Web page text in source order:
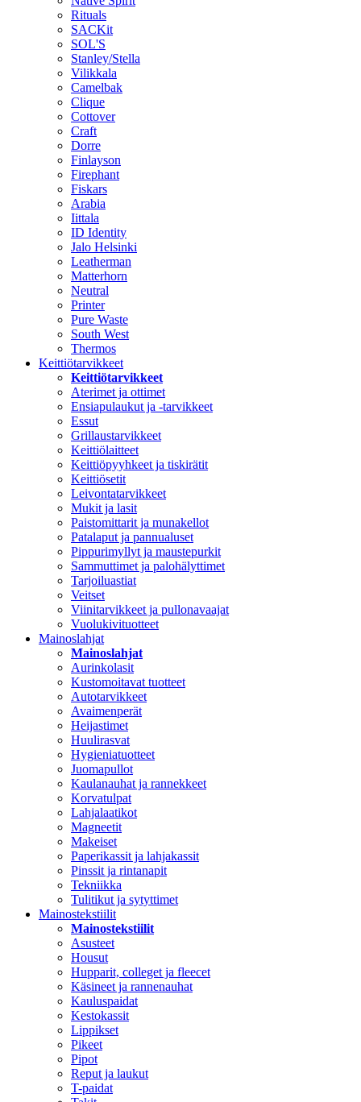
Rituals
SACKit
SOL'S
Stanley/Stella
Vilikkala
Camelbak
Clique
Cottover
Craft
Dorre
Finlayson
Firephant
Fiskars
Arabia
Iittala
ID Identity
Jalo Helsinki
Leatherman
Matterhorn
Neutral
Printer
Pure Waste
South West
Thermos
Keittiötarvikkeet
Keittiötarvikkeet
Aterimet ja ottimet
Ensiapulaukut ja -tarvikkeet
Essut
Grillaustarvikkeet
Keittiölaitteet
Keittiöpyyhkeet ja tiskirätit
Keittiösetit
Leivontatarvikkeet
Mukit ja lasit
Paistomittarit ja munakellot
Patalaput ja pannualuset
Pippurimyllyt ja maustepurkit
Sammuttimet ja palohälyttimet
Tarjoiluastiat
Veitset
Viinitarvikkeet ja pullonavaajat
Vuolukivituotteet
Mainoslahjat
Mainoslahjat
Aurinkolasit
Kustomoitavat tuotteet
Autotarvikkeet
Avaimenperät
Heijastimet
Huulirasvat
Hygieniatuotteet
Juomapullot
Kaulanauhat ja rannekkeet
Korvatulpat
Lahjalaatikot
Magneetit
Makeiset
Paperikassit ja lahjakassit
Pinssit ja rintanapit
Tekniikka
Tulitikut ja sytyttimet
Mainostekstiilit
Mainostekstiilit
Asusteet
Housut
Hupparit, colleget ja fleecet
Käsineet ja rannenauhat
Kauluspaidat
Kestokassit
Lippikset
Pikeet
Pipot
Reput ja laukut
T-paidat